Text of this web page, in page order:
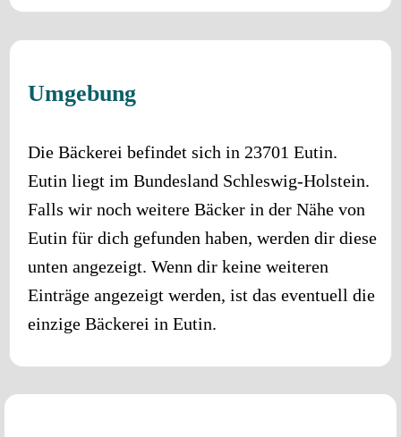
Umgebung
Die Bäckerei befindet sich in 23701 Eutin.
Eutin liegt im Bundesland Schleswig-Holstein.
Falls wir noch weitere Bäcker in der Nähe von
Eutin für dich gefunden haben, werden dir diese
unten angezeigt. Wenn dir keine weiteren
Einträge angezeigt werden, ist das eventuell die
einzige Bäckerei in Eutin.